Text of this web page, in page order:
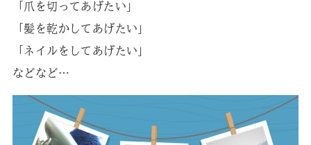
「爪を切ってあげたい」
「髪を乾かしてあげたい」
「ネイルをしてあげたい」
などなど…